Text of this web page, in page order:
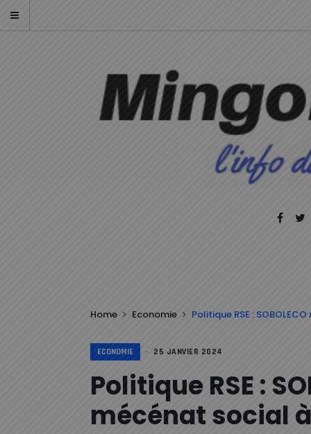
Home Economie Politique RSE :
ECONOMIE 25 JANVIER 2024
Politique RSE :
mécénat social